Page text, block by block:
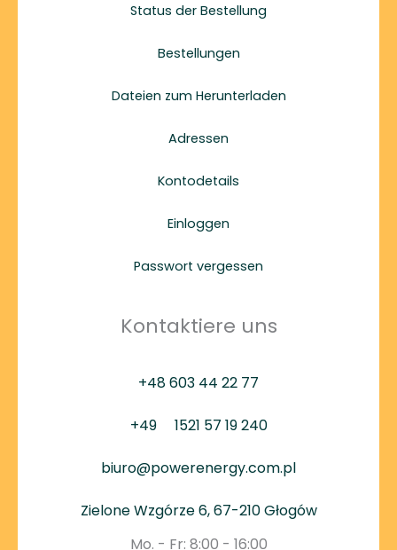
Status der Bestellung
Bestellungen
Dateien zum Herunterladen
Adressen
Kontodetails
Einloggen
Passwort vergessen
Kontaktiere uns
+48 603 44 22 77
+49 1521 57 19 240
biuro@powerenergy.com.pl
Zielone Wzgórze 6, 67-210 Głogów
Mo. - Fr: 8:00 - 16:00